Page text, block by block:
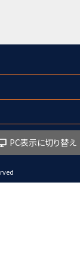
歩
PC表示に切り替え